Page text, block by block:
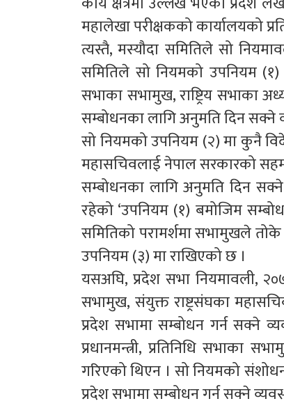
महालेखा परीक्षकको कार्यालयको
त्यस्तै, मस्यौदा समितिले सो
समितिले सो नियमको उपनियम (१) मा
सभाका सभामुख, राष्ट्रिय सभाका
सम्बोधनका लागि अनुमति दिन सक्ने
सो नियमको उपनियम (२) मा कुनै
महासचिवलाई नेपाल सरकारको
सम्बोधनका लागि अनुमति दिन
रहेको ‘उपनियम (१) बमोजिम
समितिको परामर्शमा सभामुखले
उपनियम (३) मा राखिएको छ ।
यसअघि, प्रदेश सभा नियमावली,
सभामुख, संयुक्त राष्ट्रसंघका
प्रदेश सभामा सम्बोधन गर्न सक्ने
प्रधानमन्त्री, प्रतिनिधि सभाका
गरिएको थिएन । सो नियमको
प्रदेश सभामा सम्बोधन गर्न सक्ने